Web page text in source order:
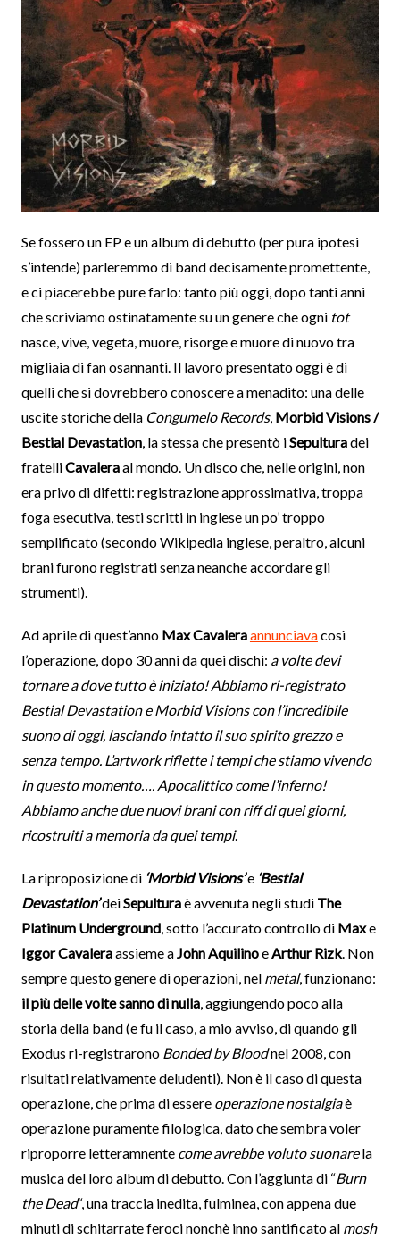
Se fossero un EP e un album di debutto (per pura ipotesi
s’intende) parleremmo di band decisamente promettente,
e ci piacerebbe pure farlo: tanto più oggi, dopo tanti anni
che scriviamo ostinatamente su un genere che ogni tot
nasce, vive, vegeta, muore, risorge e muore di nuovo tra
migliaia di fan osannanti. Il lavoro presentato oggi è di
quelli che si dovrebbero conoscere a menadito: una delle
uscite storiche della Congumelo Records, Morbid Visions /
Bestial Devastation, la stessa che presentò iSepulturadei
fratelliCavaleraal mondo. Un disco che, nelle origini, non
era privo di difetti: registrazione approssimativa, troppa
foga esecutiva, testi scritti in inglese un po’ troppo
semplificato (secondo Wikipedia inglese, peraltro, alcuni
brani furono registrati senza neanche accordare gli
strumenti).
Ad aprile di quest’anno Max Cavaleraannunciavacosì
l’operazione, dopo 30 anni da quei dischi: a volte devi
tornare a dove tutto è iniziato! Abbiamo ri-registrato
Bestial Devastation e Morbid Visions con l’incredibile
suono di oggi, lasciando intatto il suo spirito grezzo e
senza tempo. L’artwork riflette i tempi che stiamo vivendo
in questo momento…. Apocalittico come l’inferno!
Abbiamo anche due nuovi brani con riff di quei giorni,
ricostruiti a memoria da quei tempi.
La riproposizione di ‘Morbid Visions’e ‘Bestial
Devastation’deiSepulturaè avvenuta negli studi The
Platinum Underground, sotto l’accurato controllo di Maxe
Iggor Cavaleraassieme aJohn AquilinoeArthur Rizk. Non
sempre questo genere di operazioni, nel metal, funzionano:
il più delle volte sanno di nulla, aggiungendo poco alla
storia della band (e fu il caso, a mio avviso, di quando gli
Exodus ri-registrarono Bonded by Bloodnel 2008, con
risultati relativamente deludenti). Non è il caso di questa
operazione, che prima di essere operazione nostalgiaè
operazione puramente filologica, dato che sembra voler
riproporre letteramnente come avrebbe voluto suonarela
musica del loro album di debutto. Con l’aggiunta di “Burn
the Dead“, una traccia inedita, fulminea, con appena due
minuti di schitarrate feroci nonchè inno santificato al mosh